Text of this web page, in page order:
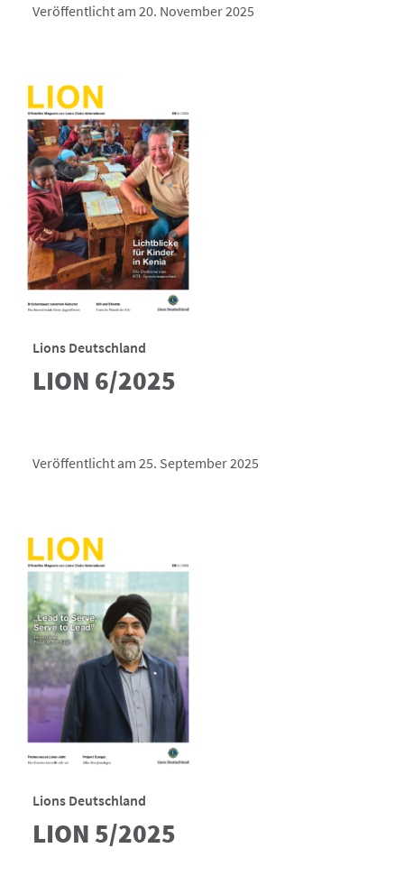
Veröffentlicht am 20. November 2025
Lions Deutschland
LION 6/2025
Veröffentlicht am 25. September 2025
Lions Deutschland
LION 5/2025